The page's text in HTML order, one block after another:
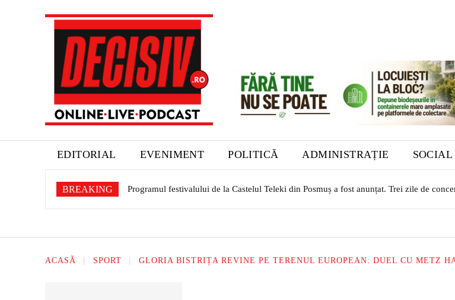
EDITORIAL EVENIMENT POLITICĂ ADMINISTRAȚIE SOCIAL
BREAKING Programul festivalului de la Castelul Teleki din Posmuș a fost anunțat. Trei zile de
Aquabis își modernizează parcul auto. O autovidanjă nouă, achiziționată din fonduri
ACASĂ SPORT GLORIA BISTRIȚA REVINE PE TERENUL EUROPEAN: DUEL CU METZ